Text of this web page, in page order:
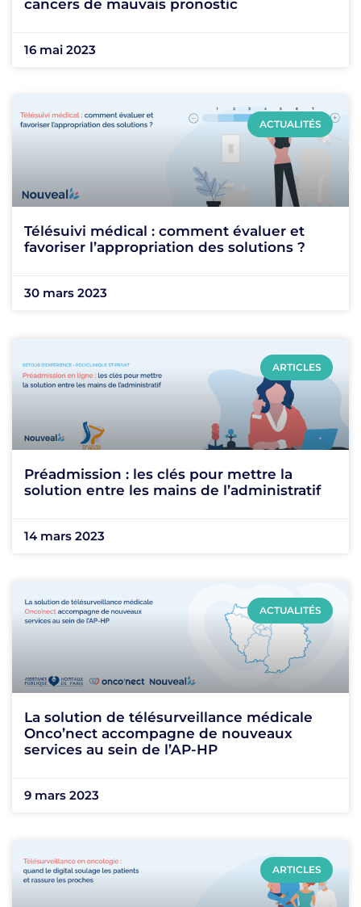
cancers de mauvais pronostic
16 mai 2023
ACTUALITÉS
Télésuivi médical : comment évaluer et
favoriser l’appropriation des solutions ?
30 mars 2023
ARTICLES
Préadmission : les clés pour mettre la
solution entre les mains de l’administratif
14 mars 2023
ACTUALITÉS
La solution de télésurveillance médicale
Onco’nect accompagne de nouveaux
services au sein de l’AP-HP
9 mars 2023
ARTICLES